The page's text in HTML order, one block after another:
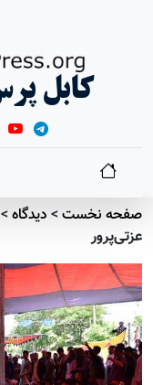
کابل
صفحه نخست> دیدگاه>
عزتی‌پرور